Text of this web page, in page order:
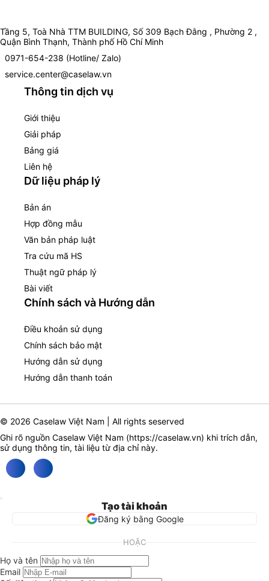
Tầng 5, Toà Nhà TTM BUILDING, Số 309 Bạch Đằng , Phường 2 ,
Quận Bình Thạnh, Thành phố Hồ Chí Minh
0971-654-238 (Hotline/ Zalo)
service.center@caselaw.vn
Thông tin dịch vụ
Giới thiệu
Giải pháp
Bảng giá
Liên hệ
Dữ liệu pháp lý
Bản án
Hợp đồng mẫu
Văn bản pháp luật
Tra cứu mã HS
Thuật ngữ pháp lý
Bài viết
Chính sách và Hướng dẫn
Điều khoản sử dụng
Chính sách bảo mật
Hướng dẫn sử dụng
Hướng dẫn thanh toán
© 2026 Caselaw Việt Nam | All rights seserved
Ghi rõ nguồn Caselaw Việt Nam (https://caselaw.vn) khi trích dẫn,
sử dụng thông tin, tài liệu từ địa chỉ này.
Tạo tài khoản
Đăng ký bằng Google
HOẶC
Họ và tên
Email